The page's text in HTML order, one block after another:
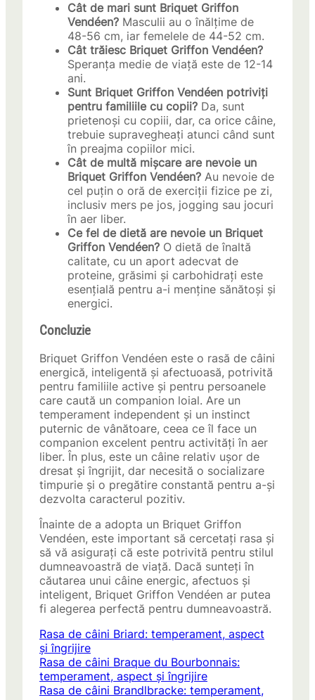
Cât de mari sunt Briquet Griffon
Vendéen? Masculii au o înălțime de
48-56 cm, iar femelele de 44-52 cm.
Cât trăiesc Briquet Griffon Vendéen?
Speranța medie de viață este de 12-14
ani.
Sunt Briquet Griffon Vendéen potriviți
pentru familiile cu copii? Da, sunt
prietenoși cu copiii, dar, ca orice câine,
trebuie supravegheați atunci când sunt
în preajma copiilor mici.
Cât de multă mișcare are nevoie un
Briquet Griffon Vendéen? Au nevoie de
cel puțin o oră de exerciții fizice pe zi,
inclusiv mers pe jos, jogging sau jocuri
în aer liber.
Ce fel de dietă are nevoie un Briquet
Griffon Vendéen? O dietă de înaltă
calitate, cu un aport adecvat de
proteine, grăsimi și carbohidrați este
esențială pentru a-i menține sănătoși și
energici.
Concluzie
Briquet Griffon Vendéen este o rasă de câini
energică, inteligentă și afectuoasă, potrivită
pentru familiile active și pentru persoanele
care caută un companion loial. Are un
temperament independent și un instinct
puternic de vânătoare, ceea ce îl face un
companion excelent pentru activități în aer
liber. În plus, este un câine relativ ușor de
dresat și îngrijit, dar necesită o socializare
timpurie și o pregătire constantă pentru a-și
dezvolta caracterul pozitiv.
Înainte de a adopta un Briquet Griffon
Vendéen, este important să cercetați rasa și
să vă asigurați că este potrivită pentru stilul
dumneavoastră de viață. Dacă sunteți în
căutarea unui câine energic, afectuos și
inteligent, Briquet Griffon Vendéen ar putea
fi alegerea perfectă pentru dumneavoastră.
Rasa de câini Briard: temperament, aspect
și îngrijire
Rasa de câini Braque du Bourbonnais:
temperament, aspect și îngrijire
Rasa de câini Brandlbracke: temperament,